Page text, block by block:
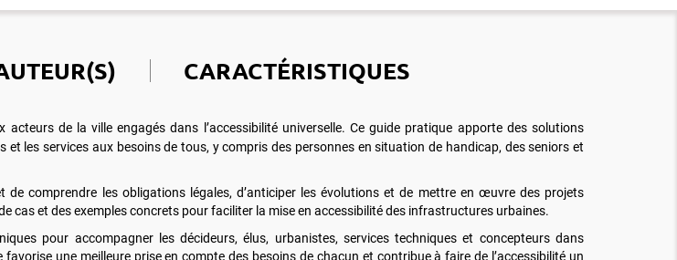
CARACTÉRISTIQUES
de la ville engagés dans l’accessibilité universelle. Ce guide pratique apporte des solutions
les services aux besoins de tous, y compris des personnes en situation de handicap, des seniors et
de comprendre les obligations légales, d’anticiper les évolutions et de mettre en œuvre des projets
cas et des exemples concrets pour faciliter la mise en accessibilité des infrastructures urbaines.
pour accompagner les décideurs, élus, urbanistes, services techniques et concepteurs dans
une meilleure prise en compte des besoins de chacun et contribue à faire de l’accessibilité un